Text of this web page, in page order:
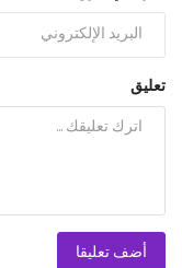
تعليق
أضف تعليقا